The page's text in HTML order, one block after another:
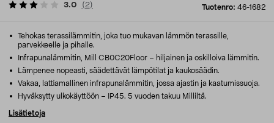
Tuotenro: 46-1682
3.0 ( 2)
Tehokas terassilämmitin, joka tuo mukavan lämmön terassille,
parvekkeelle ja pihalle.
Infrapunalämmitin, Mill CB0C20Floor – hiljainen ja oskilloiva lämmitin.
Lämpenee nopeasti, säädettävät lämpötilat ja kaukosäädin.
Vakaa, lattiamallinen infrapunalämmitin, jossa ajastin ja kaatumissuoja.
Hyväksytty ulkokäyttöön – IP45. 5 vuoden takuu Milliltä.
Lisätietoja